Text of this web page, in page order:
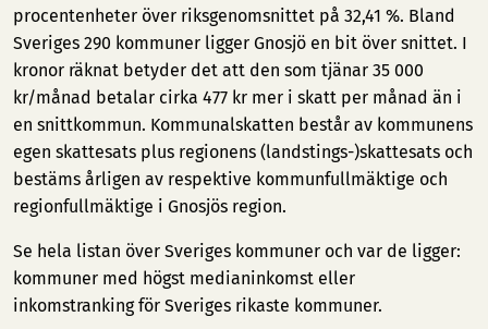
procentenheter över riksgenomsnittet på 32,41 %. Bland
Sveriges 290 kommuner ligger Gnosjö en bit över snittet. I
kronor räknat betyder det att den som tjänar 35 000
kr/månad betalar cirka 477 kr mer i skatt per månad än i
en snittkommun. Kommunalskatten består av kommunens
egen skattesats plus regionens (landstings-)skattesats och
bestäms årligen av respektive kommunfullmäktige och
regionfullmäktige i Gnosjös region.
Se hela listan över Sveriges kommuner och var de ligger:
kommuner med högst medianinkomst eller
inkomstranking för Sveriges rikaste kommuner.